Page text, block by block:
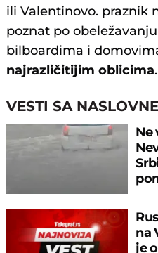
ili Valentinovo. praznik
poznat po
bilboardima i
najrazličitijim oblicima.
VESTI SA NASLOVNE
Ne
na
je